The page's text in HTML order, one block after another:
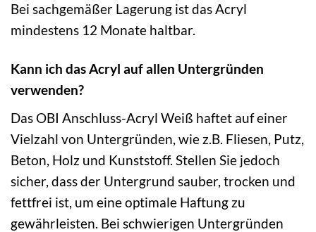
Bei sachgemäßer Lagerung ist das Acryl
mindestens 12 Monate haltbar.
Kann ich das Acryl auf allen Untergründen
verwenden?
Das OBI Anschluss-Acryl Weiß haftet auf einer
Vielzahl von Untergründen, wie z.B. Fliesen, Putz,
Beton, Holz und Kunststoff. Stellen Sie jedoch
sicher, dass der Untergrund sauber, trocken und
fettfrei ist, um eine optimale Haftung zu
gewährleisten. Bei schwierigen Untergründen